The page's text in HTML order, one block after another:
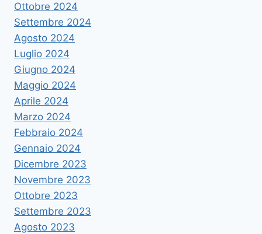
Ottobre 2024
Settembre 2024
Agosto 2024
Luglio 2024
Giugno 2024
Maggio 2024
Aprile 2024
Marzo 2024
Febbraio 2024
Gennaio 2024
Dicembre 2023
Novembre 2023
Ottobre 2023
Settembre 2023
Agosto 2023